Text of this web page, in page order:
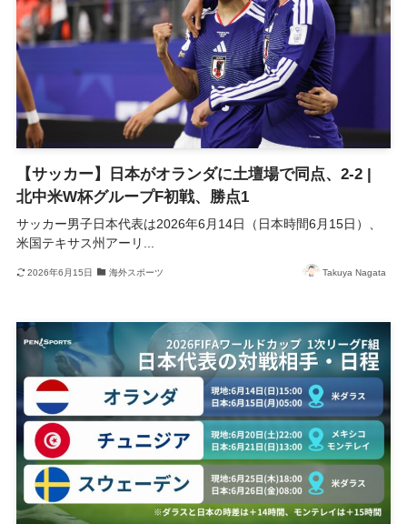
【サッカー】日本がオランダに土壇場で同点、2-2 |
北中米W杯グループF初戦、勝点1
サッカー男子日本代表は2026年6月14日（日本時間6月15日）、
米国テキサス州アーリ...
2026年6月15日 海外スポーツ Takuya Nagata